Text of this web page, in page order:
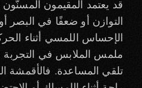
قد يعتمد المقيمون
التوازن أو ضعفًا في البصر
الإحساس اللمسي أثناء
ملمس الملابس في التجربة
تلقي المساعدة. فالأقمشة